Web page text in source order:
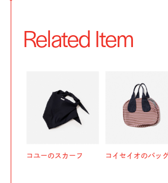
Related Item
コユーのスカーフ コイセイオのバッ